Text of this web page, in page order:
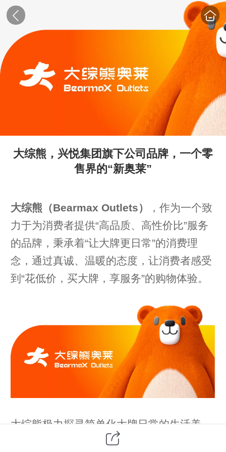
大综熊，兴悦集团旗下公司品牌，一个零
售界的“新奥莱”
大综熊（Bearmax Outlets）
，作为一个致
力于为消费者提供“高品质、高性价比”服务
的品牌，秉承着“让大牌更日常”的消费理
念，通过真诚、温暖的态度，让消费者感受
到“花低价，买大牌，享服务”的购物体验。
大综熊极力探寻简单化大牌日常的生活美
学，将大牌品质融入当代生活方式，让大牌